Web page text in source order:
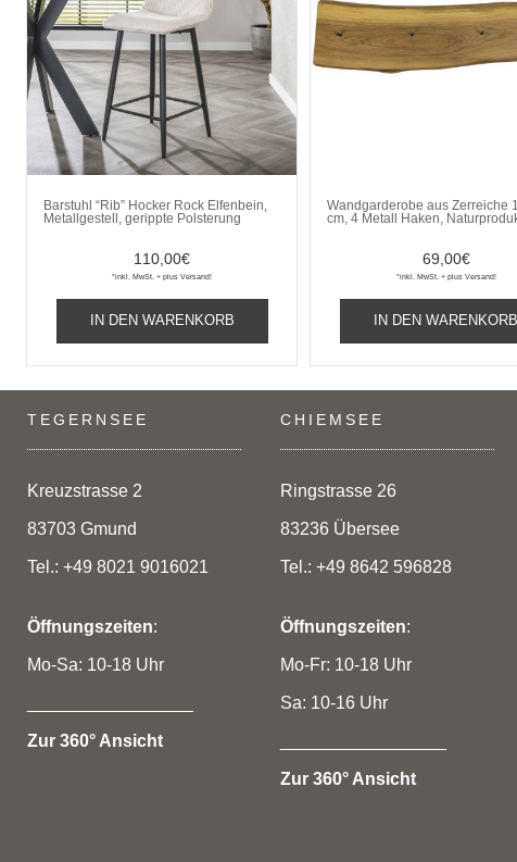
Barstuhl “Rib” Hocker Rock Elfenbein,
Metallgestell, gerippte Polsterung
110,00€
*inkl. MwSt. + plus Versand!
IN DEN WARENKORB
Wandgarderobe aus Zerreiche
cm, 4 Metall Haken,
69,00€
*inkl. MwSt. + plus Versand!
IN DEN WARENKORB
TEGERNSEE
Kreuzstrasse 2
83703 Gmund
Tel.: +49 8021 9016021
Öffnungszeiten:
Mo-Sa: 10-18 Uhr
Zur 360° Ansicht
CHIEMSEE
Ringstrasse 26
83236 Übersee
Tel.: +49 8642 596828
Öffnungszeiten:
Mo-Fr: 10-18 Uhr
Sa: 10-16 Uhr
Zur 360° Ansicht